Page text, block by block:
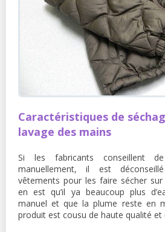
Caractéristiques de
lavage des mains
Si les fabricants conseillent
manuellement, il est
vêtements pour les faire sécher
en est qu’il ya beaucoup plus
manuel et que la plume reste en
produit est cousu de haute qualité et